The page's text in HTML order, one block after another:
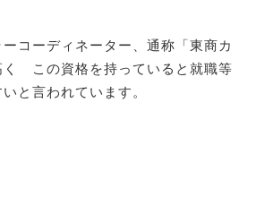
コーディネーター、通称「東商カ
く この資格を持っていると就職等
と言われています。